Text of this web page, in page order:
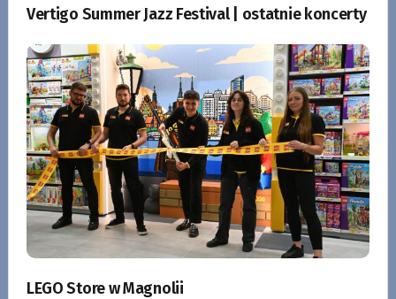
Vertigo Summer Jazz Festival | ostatnie koncerty
LEGO Store w Magnolii